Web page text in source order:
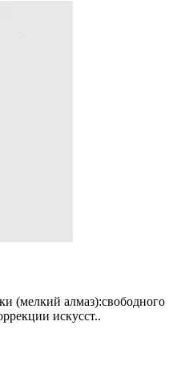
(мелкий алмаз):свободного
искусст..